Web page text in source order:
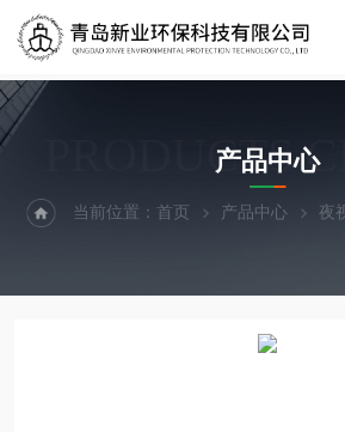
PRODUCTS
产品中心
当前位置：首页 产品中心 夜